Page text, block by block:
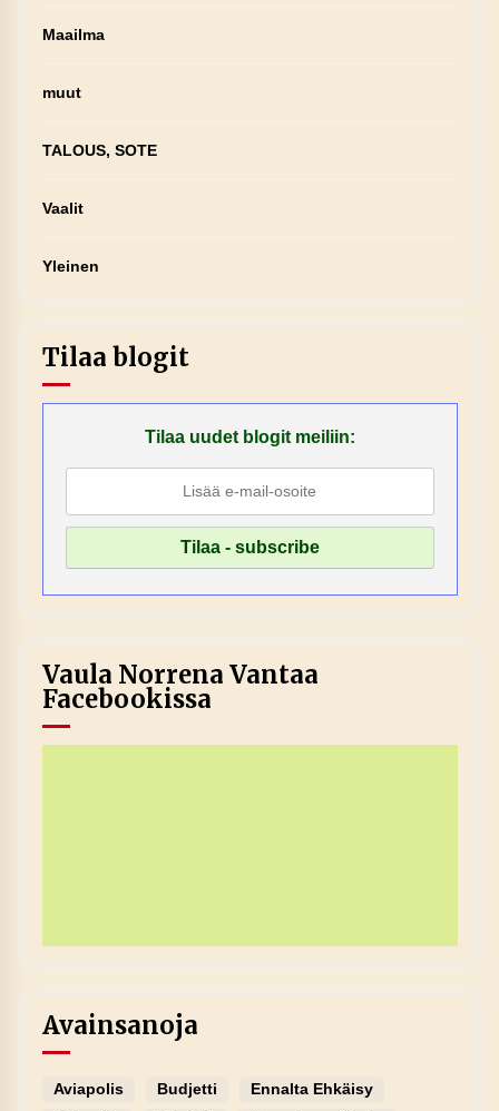
Maailma
muut
TALOUS, SOTE
Vaalit
Yleinen
Tilaa blogit
Tilaa uudet blogit meiliin:
Vaula Norrena Vantaa
Facebookissa
Avainsanoja
Aviapolis Budjetti
Ennalta Ehkäisy